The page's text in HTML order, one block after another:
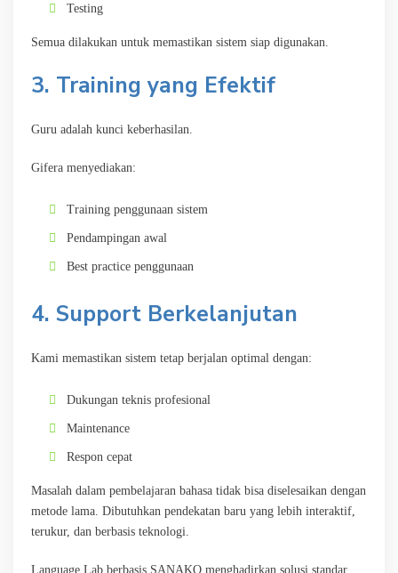
Testing
Semua dilakukan untuk memastikan sistem siap digunakan.
3. Training yang Efektif
Guru adalah kunci keberhasilan.
Gifera menyediakan:
Training penggunaan sistem
Pendampingan awal
Best practice penggunaan
4. Support Berkelanjutan
Kami memastikan sistem tetap berjalan optimal dengan:
Dukungan teknis profesional
Maintenance
Respon cepat
Masalah dalam pembelajaran bahasa tidak bisa diselesaikan dengan
metode lama. Dibutuhkan pendekatan baru yang lebih interaktif,
terukur, dan berbasis teknologi.
Language Lab berbasis SANAKO menghadirkan solusi standar